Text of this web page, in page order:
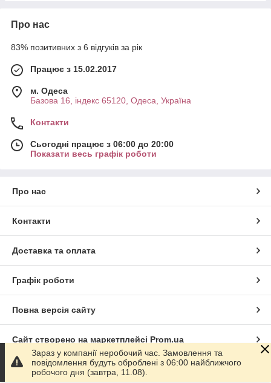
Про нас
83% позитивних з 6 відгуків за рік
Працює з 15.02.2017
м. Одеса
Базова 16, індекс 65120, Одеса, Україна
Контакти
Сьогодні працює з 06:00 до 20:00
Показати весь графік роботи
Про нас
Контакти
Доставка та оплата
Графік роботи
Повна версія сайту
Сайт створено на маркетплейсі Prom.ua
Політика конфіденційності
Зараз у компанії неробочий час. Замовлення та
повідомлення будуть оброблені з 06:00 найближчого
робочого дня (завтра, 11.08).